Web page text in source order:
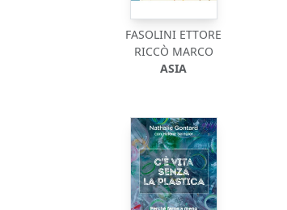
FASOLINI ETTORE
RICCÒ MARCO
ASIA